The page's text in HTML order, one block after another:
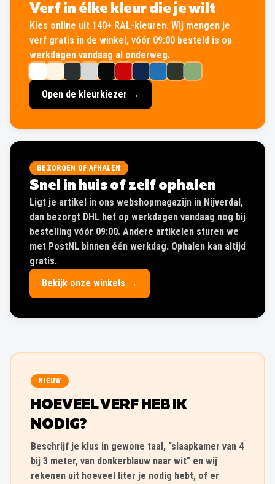
Verf in élke kleur die je wilt
Kies online uit 140+ RAL-kleuren. Wij mengen je
verf gratis in de winkel, vóór 09:00 besteld is op
werkdagen vandaag al onderweg.
Open de kleurkiezer →
BEZORGEN OF AFHALEN
Snel in huis of zelf ophalen
Ligt je artikel in ons webshopmagazijn in Nijverdal,
dan bezorgt DHL het op werkdagen vandaag nog bij
bestelling vóór 09:00. Andere artikelen sturen we
met PostNL binnen één werkdag. Ophalen kan altijd
gratis.
Bekijk onze winkels →
NIEUW
HOEVEEL VERF HEB IK
NODIG?
Beschrijf je klus in gewone taal, “slaapkamer van 4
bij 3 meter, van donkerblauw naar wit” en wij
rekenen uit hoeveel liter je nodig hebt, of er